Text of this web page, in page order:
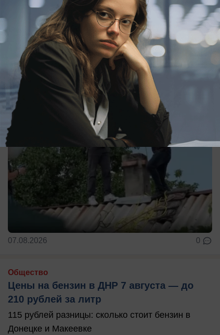
Пьяный дончанин обстрелял скорую и
полицию — у него нашли гранаты и
автомат
Гранаты, патроны и «муха» — что нашли у
стрелка в Донецке
07.08.2026 0
Общество
Цены на бензин в ДНР 7 августа — до
210 рублей за литр
115 рублей разницы: сколько стоит бензин в
Донецке и Макеевке